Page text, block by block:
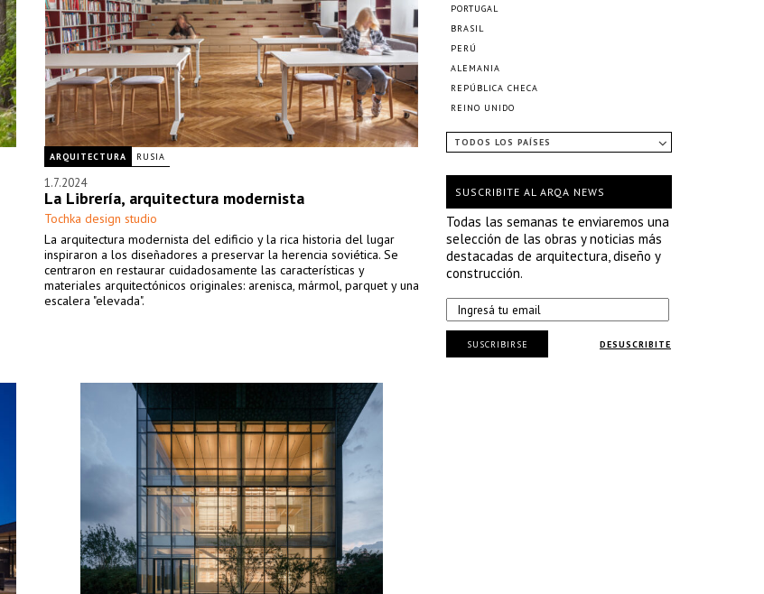
ARQUITECTURA RUSIA
1.7.2024
La Librería, arquitectura modernista
Tochka design studio
La arquitectura modernista del edificio y la rica historia del lugar
inspiraron a los diseñadores a preservar la herencia soviética. Se
centraron en restaurar cuidadosamente las características y
materiales arquitectónicos originales: arenisca, mármol, parquet y una
escalera "elevada".
PORTUGAL
BRASIL
PERÚ
ALEMANIA
REPÚBLICA CHECA
REINO UNIDO
TODOS LOS PAÍSES
SUSCRIBITE AL ARQA NEWS
Todas las semanas te enviaremos una
selección de las obras y noticias más
destacadas de arquitectura, diseño y
construcción.
DESUSCRIBITE
SUSCRIBIRSE